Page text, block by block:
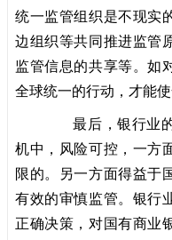
统一监管组织是不现实
边组织等共同推进监管
监管信息的共享等。如
全球统一的行动，才能
最后，银行业的
机中，风险可控，一方
限的。另一方面得益于
有效的审慎监管。银行
正确决策，对国有商业